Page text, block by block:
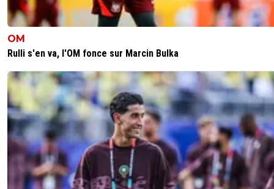
OM
Rulli s'en va, l'OM fonce sur Marcin Bulka